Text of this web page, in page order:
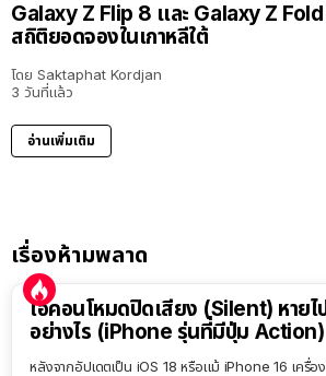
Galaxy Z Flip 8 และ Galaxy Z
สถิติยอดจองในเกาหลีใต้
โดย Saktaphat Kordjan
3 วันที่แล้ว
อ่านเพิ่มเติม
เรื่องห้ามพลาด
ไอคอนโหมดปิดเสียง (Silent) หายไ
อย่างไร (iPhone รุ่นที่มีปุ่ม Action)
หลังจากอัปเดตเป็น iOS 18 หรือแม้ iPhone 16 เครื่อ